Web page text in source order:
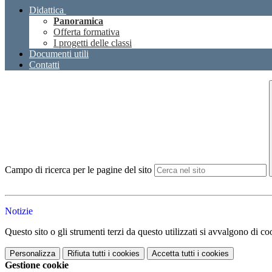
Didattica
Panoramica
Offerta formativa
I progetti delle classi
Documenti utili
Contatti
Campo di ricerca per le pagine del sito
Notizie
Questo sito o gli strumenti terzi da questo utilizzati si avvalgono di
Personalizza Rifiuta tutti i cookies Accetta tutti i cookies
Gestione cookie